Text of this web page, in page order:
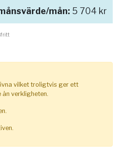
mån: 5 704 kr
vilket troligtvis ger ett
verkligheten.